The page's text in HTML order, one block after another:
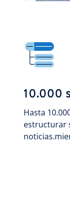
10.000
Hasta
estructurar